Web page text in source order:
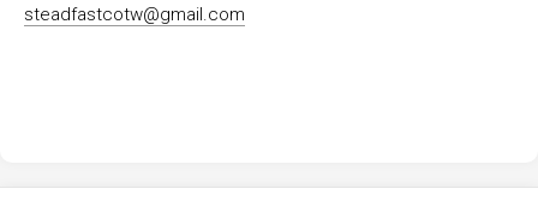
steadfastcotw@gmail.com